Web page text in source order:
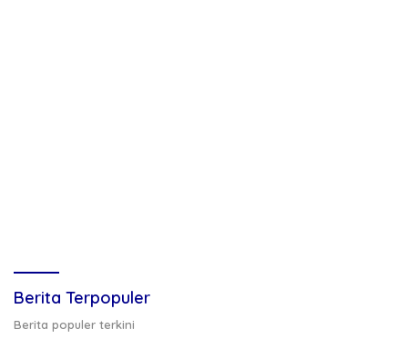
Berita Terpopuler
Berita populer terkini